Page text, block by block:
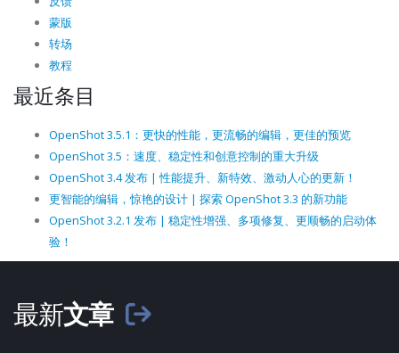
蒙版
转场
教程
最近条目
OpenShot 3.5.1：更快的性能，更流畅的编辑，更佳的预览
OpenShot 3.5：速度、稳定性和创意控制的重大升级
OpenShot 3.4 发布 | 性能提升、新特效、激动人心的更新！
更智能的编辑，惊艳的设计 | 探索 OpenShot 3.3 的新功能
OpenShot 3.2.1 发布 | 稳定性增强、多项修复、更顺畅的启动体
验！
最新文章